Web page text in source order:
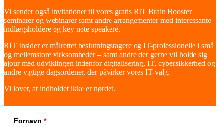
Vi sender også invitationer til vores gratis RIT Brain Booster
seminarer og webinarer samt andre arrangementer med interessante
indlægsholdere og key note speakere.
RIT Insider er målrettet beslutningstagere og IT-professionelle i små
og mellemstore virksomheder – samt andre der gerne vil holde sig
ajour med udviklingen indenfor digitalisering, IT, cybersikkerhed og
andre vigtige dagsordener, der påvirker vores IT-valg.
Vi lover, at indholdet ikke er nørdet.
Fornavn *